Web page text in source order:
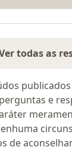
todas as
e
de